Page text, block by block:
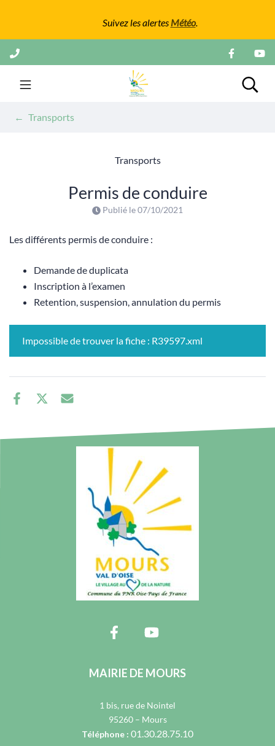
Suivez les alertes Météo.
Aller
au
contenu
Mairie de Mours
Transports
Transports
Permis de conduire
Publié le07/10/2021
Les différents permis de conduire :
Demande de duplicata
Inscription à l’examen
Retention, suspension, annulation du permis
Impossible de trouver la fiche : R39597.xml
MAIRIE DE MOURS
1 bis, rue de Nointel
95260 – Mours
Téléphone : 01.30.28.75.10